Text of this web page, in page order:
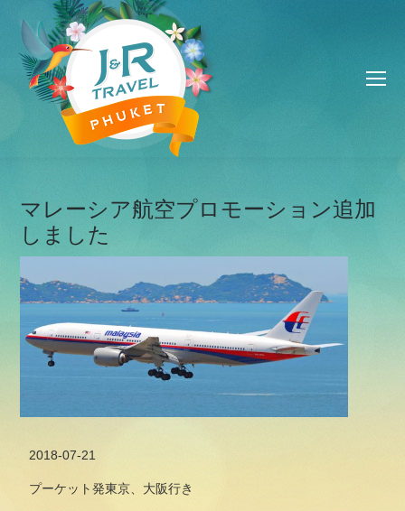
マレーシア航空プロモーション追加
しました
2018-07-21
プーケット発東京、大阪行き